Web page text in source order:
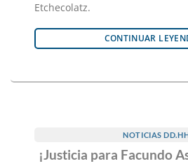
Etchecolatz.
CONTINUAR
NOTICIAS
¡Justicia para Facundo